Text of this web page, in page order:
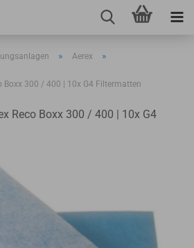
» Aerex »
Boxx 300 / 400 | 10x G4 Filtermatten
Reco Boxx 300 / 400 | 10x G4